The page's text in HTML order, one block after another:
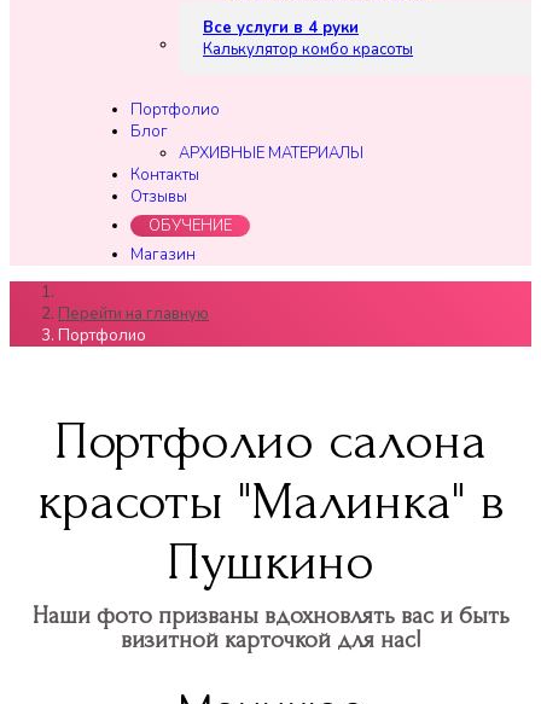
Все услуги в 4 руки
Калькулятор комбо красоты
Портфолио
Блог
АРХИВНЫЕ МАТЕРИАЛЫ
Контакты
Отзывы
ОБУЧЕНИЕ
Магазин
Перейти на главную
Портфолио
Портфолио салона
красоты "Малинка" в
Пушкино
Наши фото призваны вдохновлять вас и быть
визитной карточкой для нас!